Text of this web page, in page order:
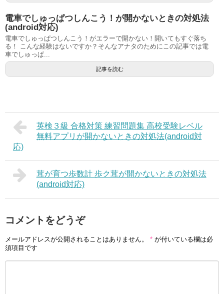
電車でしゅっぱつしんこう！が開かないときの対処法
(android対応)
電車でしゅっぱつしんこう！がエラーで開かない！開いてもすぐ落ち
る！ こんな経験はないですか？そんなアナタのためにこの記事では電
車でしゅっぱ...
記事を読む
英検３級 合格対策 練習問題集 高校受験レベル
無料アプリが開かないときの対処法(android対
応)
茸が育つ歩数計 歩ク茸が開かないときの対処法
(android対応)
コメントをどうぞ
メールアドレスが公開されることはありません。 * が付いている欄は必
須項目です